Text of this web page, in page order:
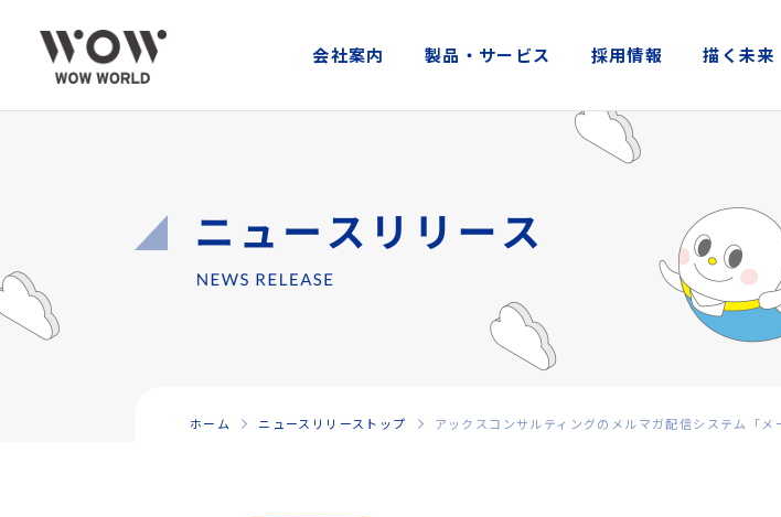
会社案内 製品・サービス 採用情報 描く未来
ホーム ニュースリリーストップ アックスコンサルティングのメルマガ配信システム「